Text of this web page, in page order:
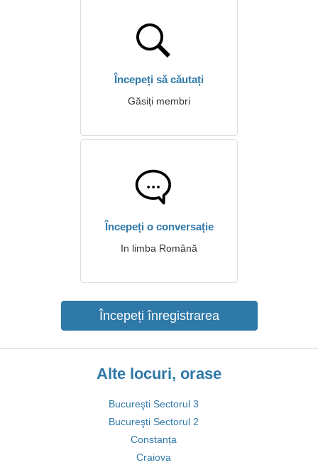
Începeți să căutați
Găsiți membri
Începeți o conversație
In limba Română
Începeți înregistrarea
Alte locuri, orase
Bucureşti Sectorul 3
Bucureşti Sectorul 2
Constanța
Craiova